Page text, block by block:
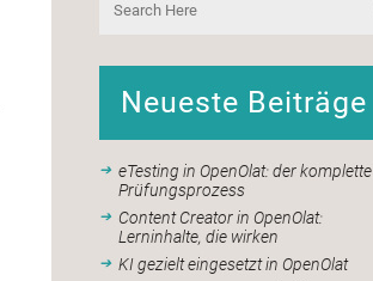
Neueste Beiträge
eTesting in OpenOlat: der komplette
Prüfungsprozess
Content Creator in OpenOlat:
Lerninhalte, die wirken
KI gezielt eingesetzt in OpenOlat